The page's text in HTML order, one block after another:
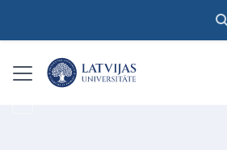
Panel lateral